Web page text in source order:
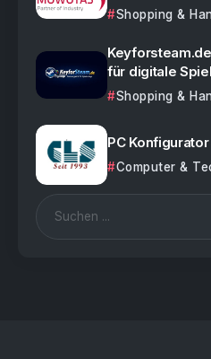
Shopping &
für digitale
Shopping &
PC
Computer &